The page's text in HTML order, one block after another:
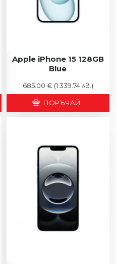
Apple iPhone 15 128GB
Blue
685.00 € (1 339.74 лв.)
ПОРЪЧАЙ